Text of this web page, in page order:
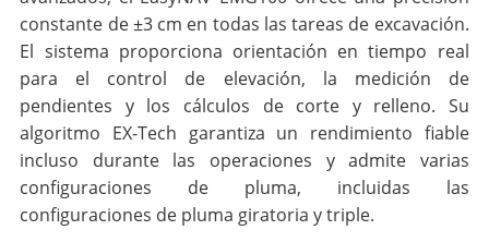
constante de ±3 cm en todas las tareas de excavación.
El sistema proporciona orientación en tiempo real
para el control de elevación, la medición de
pendientes y los cálculos de corte y relleno. Su
algoritmo EX-Tech garantiza un rendimiento fiable
incluso durante las operaciones y admite varias
configuraciones de pluma, incluidas las
configuraciones de pluma giratoria y triple.